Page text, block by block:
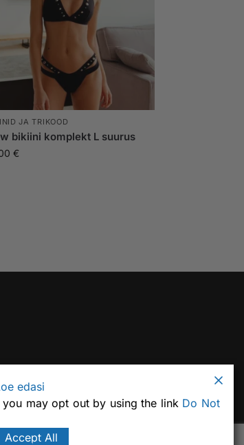
JA TRIKOOD
bikiini komplekt L suurus
€
edasi
may opt out by using the link Do Not
Accept All